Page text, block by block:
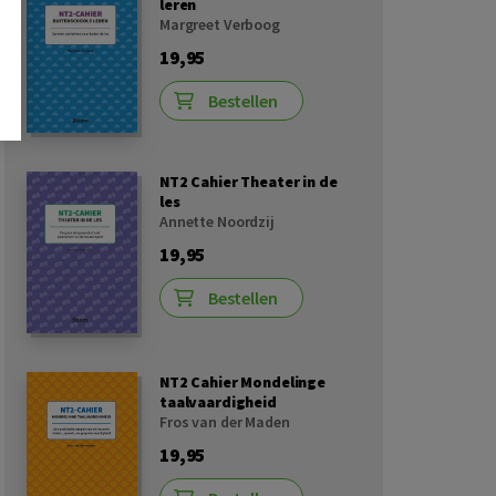
leren
Margreet Verboog
19,95
Bestellen
NT2 Cahier Theater in de
les
Annette Noordzij
19,95
Bestellen
NT2 Cahier Mondelinge
taalvaardigheid
Fros van der Maden
19,95